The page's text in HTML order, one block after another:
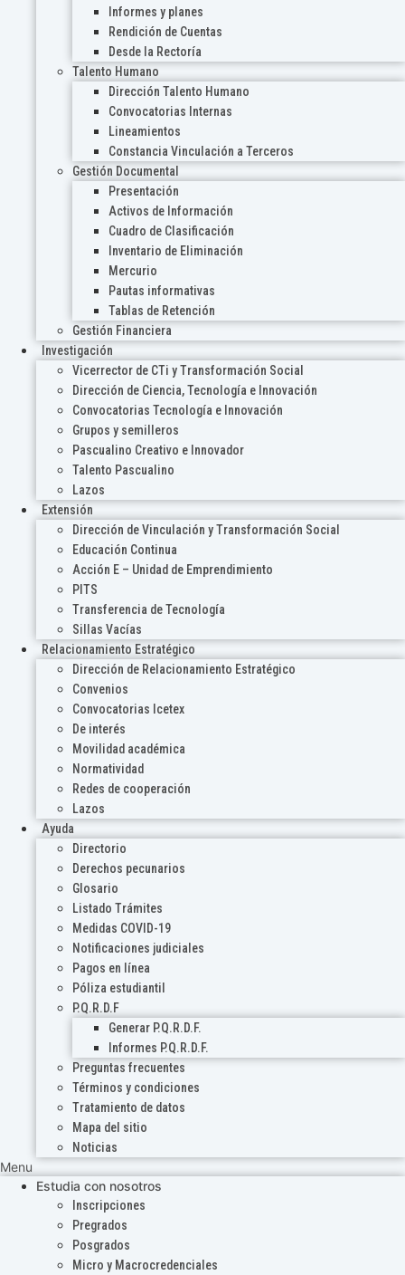
Informes y planes
Rendición de Cuentas
Desde la Rectoría
Talento Humano
Dirección Talento Humano
Convocatorias Internas
Lineamientos
Constancia Vinculación a Terceros
Gestión Documental
Presentación
Activos de Información
Cuadro de Clasificación
Inventario de Eliminación
Mercurio
Pautas informativas
Tablas de Retención
Gestión Financiera
Investigación
Vicerrector de CTi y Transformación Social
Dirección de Ciencia, Tecnología e Innovación
Convocatorias Tecnología e Innovación
Grupos y semilleros
Pascualino Creativo e Innovador
Talento Pascualino
Lazos
Extensión
Dirección de Vinculación y Transformación Social
Educación Continua
Acción E – Unidad de Emprendimiento
PITS
Transferencia de Tecnología
Sillas Vacías
Relacionamiento Estratégico
Dirección de Relacionamiento Estratégico
Convenios
Convocatorias Icetex
De interés
Movilidad académica
Normatividad
Redes de cooperación
Lazos
Ayuda
Directorio
Derechos pecunarios
Glosario
Listado Trámites
Medidas COVID-19
Notificaciones judiciales
Pagos en línea
Póliza estudiantil
P.Q.R.D.F
Generar P.Q.R.D.F.
Informes P.Q.R.D.F.
Preguntas frecuentes
Términos y condiciones
Tratamiento de datos
Mapa del sitio
Noticias
Menu
Estudia con nosotros
Inscripciones
Pregrados
Posgrados
Micro y Macrocredenciales